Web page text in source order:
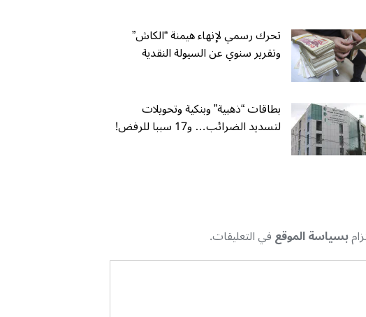
تحرك رسمي لإنهاء هيمنة “الكاش”
وتقرير سنوي عن السيولة النقدية
بطاقات “ذهبية” وبنكية وتحويلات
لتسديد الضرائب… و17 سببا للرفض!
بسياسة الموقعفي التعليقات.